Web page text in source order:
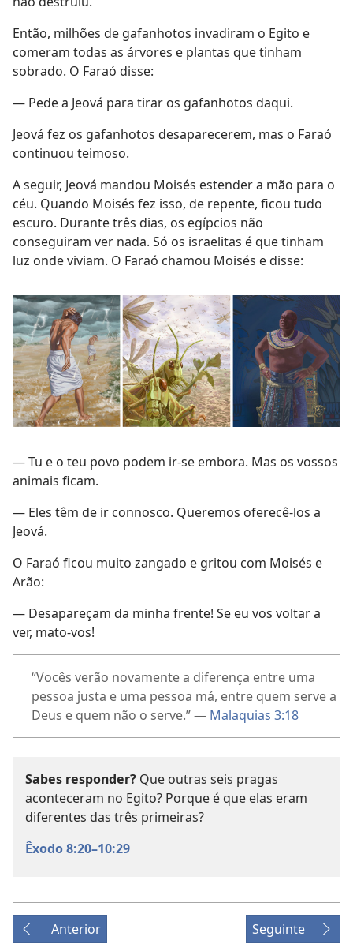
Então, milhões de gafanhotos invadiram o Egito e
comeram todas as árvores e plantas que tinham
sobrado. O Faraó disse:
— Pede a Jeová para tirar os gafanhotos daqui.
Jeová fez os gafanhotos desaparecerem, mas o Faraó
continuou teimoso.
A seguir, Jeová mandou Moisés estender a mão para o
céu. Quando Moisés fez isso, de repente, ficou tudo
escuro. Durante três dias, os egípcios não
conseguiram ver nada. Só os israelitas é que tinham
luz onde viviam. O Faraó chamou Moisés e disse:
— Tu e o teu povo podem ir-se embora. Mas os vossos
animais ficam.
— Eles têm de ir connosco. Queremos oferecê-los a
Jeová.
O Faraó ficou muito zangado e gritou com Moisés e
Arão:
— Desapareçam da minha frente! Se eu vos voltar a
ver, mato-vos!
“Vocês verão novamente a diferença entre uma
pessoa justa e uma pessoa má, entre quem serve a
Deus e quem não o serve.” — Malaquias 3:18
Sabes responder? Que outras seis pragas
aconteceram no Egito? Porque é que elas eram
diferentes das três primeiras?
Êxodo 8:20–10:29
Anterior Seguinte